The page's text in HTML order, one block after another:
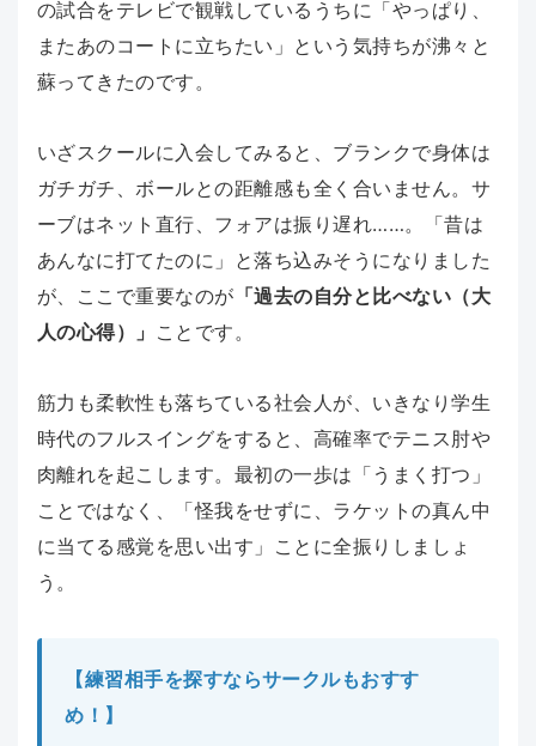
の試合をテレビで観戦しているうちに「やっぱり、
またあのコートに立ちたい」という気持ちが沸々と
蘇ってきたのです。
いざスクールに入会してみると、ブランクで身体は
ガチガチ、ボールとの距離感も全く合いません。サ
ーブはネット直行、フォアは振り遅れ……。「昔は
あんなに打てたのに」と落ち込みそうになりました
が、ここで重要なのが 「過去の自分と比べない（大
人の心得）」 ことです。
筋力も柔軟性も落ちている社会人が、いきなり学生
時代のフルスイングをすると、高確率でテニス肘や
肉離れを起こします。最初の一歩は「うまく打つ」
ことではなく、「怪我をせずに、ラケットの真ん中
に当てる感覚を思い出す」ことに全振りしましょ
う。
【練習相手を探すならサークルもおすす
め！】